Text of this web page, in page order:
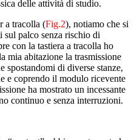
delle attività di studio.
a tracolla (Fig.2), notiamo che si
sul palco senza rischio di
con la tastiera a tracolla ho
mia abitazione la trasmissione
spostandomi di diverse stanze,
e coprendo il modulo ricevente
ha mostrato un incessante
continuo e senza interruzioni.